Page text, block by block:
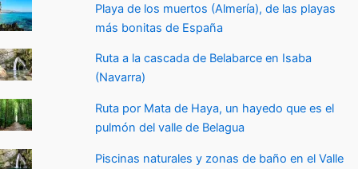
Playa de los muertos (Almería), de las playas
más bonitas de España
Ruta a la cascada de Belabarce en Isaba
(Navarra)
Ruta por Mata de Haya, un hayedo que es el
pulmón del valle de Belagua
Piscinas naturales y zonas de baño en el Valle